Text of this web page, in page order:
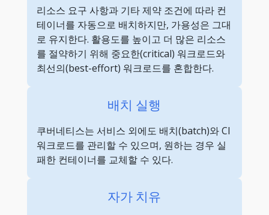
리소스 요구 사항과 기타 제약 조건에 따라 컨
테이너를 자동으로 배치하지만, 가용성은 그대
로 유지한다. 활용도를 높이고 더 많은 리소스
를 절약하기 위해 중요한(critical) 워크로드와
최선의(best-effort) 워크로드를 혼합한다.
배치 실행
쿠버네티스는 서비스 외에도 배치(batch)와 CI
워크로드를 관리할 수 있으며, 원하는 경우 실
패한 컨테이너를 교체할 수 있다.
자가 치유